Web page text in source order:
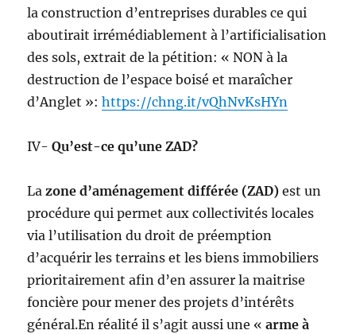
la construction d’entreprises durables ce qui
aboutirait irrémédiablement à l’artificialisation
des sols, extrait de la pétition: « NON à la
destruction de l’espace boisé et maraîcher
d’Anglet »:https://chng.it/vQhNvKsHYn
IV-Qu’est-ce qu’une ZAD?
La zone d’aménagement différée (ZAD)est un
procédure qui permet aux collectivités locales
via l’utilisation du droit de préemption
d’acquérir les terrains et les biens immobiliers
prioritairement afin d’en assurer la maitrise
foncière pour mener des projets d’intérêts
général.En réalité il s’agit aussi une «arme à